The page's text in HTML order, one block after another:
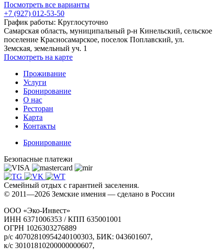
Посмотреть все варианты
+7 (927) 012-53-50
График работы: Круглосуточно
Самарская область, муниципальный р-н Кинельский, сельское
поселение Красносамарское, поселок Поплавский, ул.
Земская, земельный уч. 1
Посмотреть на карте
Проживание
Услуги
Бронирование
О нас
Ресторан
Карта
Контакты
Бронирование
Безопасные платежи
Семейный отдых с гарантией заселения.
© 2011—2026 Земские имения — сделано в России
ООО «Эко-Инвест»
ИНН 6371006353 / КПП 635001001
ОГРН 1026303276889
р/с 40702810954240100303, БИК: 043601607,
к/с 30101810200000000607,